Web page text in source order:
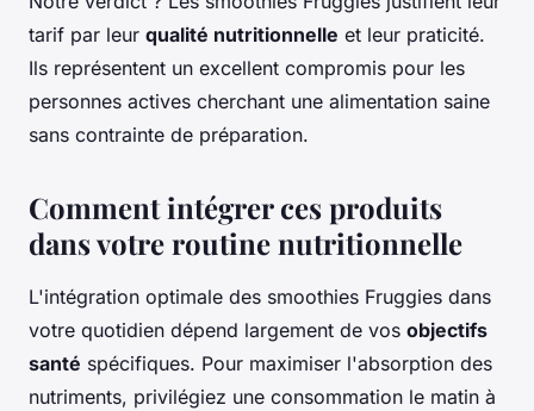
tarif par leur qualité nutritionnelle et leur praticité.
Ils représentent un excellent compromis pour les
personnes actives cherchant une alimentation saine
sans contrainte de préparation.
Comment intégrer ces produits
dans votre routine nutritionnelle
L'intégration optimale des smoothies Fruggies dans
votre quotidien dépend largement de vos objectifs
santé spécifiques. Pour maximiser l'absorption des
nutriments, privilégiez une consommation le matin à